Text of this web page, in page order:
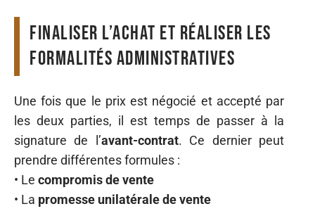
Finaliser l’achat et réaliser les
formalités administratives
Une fois que le prix est négocié et accepté par
les deux parties, il est temps de passer à la
signature de l’avant-contrat. Ce dernier peut
prendre différentes formules :
• Le compromis de vente
• La promesse unilatérale de vente